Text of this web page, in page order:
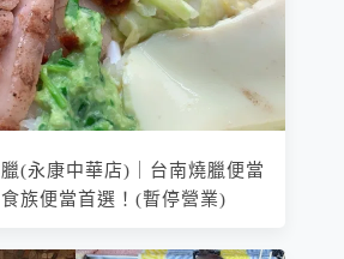
(永康中華店)｜台南燒臘便當
族便當首選！(暫停營業)